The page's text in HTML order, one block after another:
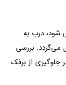
شود، درب به‌
می‌گردد. بررسی
از برفک